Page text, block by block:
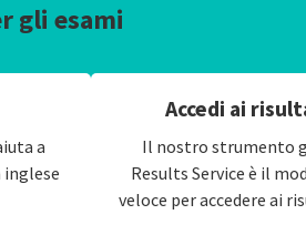
gli esami
a
Accedi ai
Il nostro strumento
Results Service è il
veloce per accedere ai